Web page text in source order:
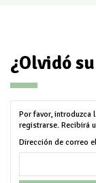
¿Olvidó
Por favor, introduzca
registrarse. Recibirá
Dirección de correo